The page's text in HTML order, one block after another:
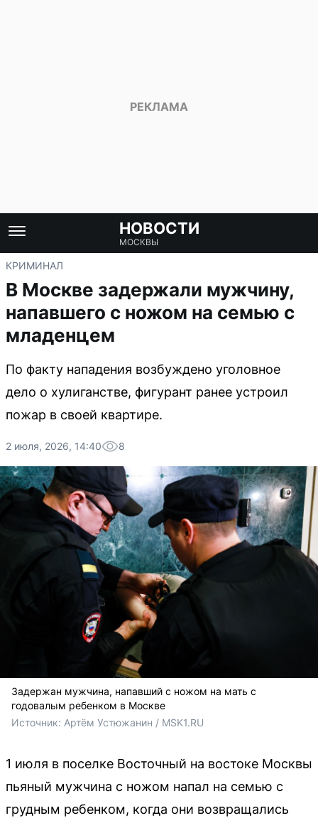
НОВОСТИ
МОСКВЫ
КРИМИНАЛ
В Москве задержали мужчину,
напавшего с ножом на семью с
младенцем
По факту нападения возбуждено уголовное
дело о хулиганстве, фигурант ранее устроил
пожар в своей квартире.
2 июля, 2026, 14:40 8
Задержан мужчина, напавший с ножом на мать с
годовалым ребенком в Москве
Источник: Артём Устюжанин / MSK1.RU
1 июля в поселке Восточный на востоке Москвы
пьяный мужчина с ножом напал на семью с
грудным ребенком, когда они возвращались